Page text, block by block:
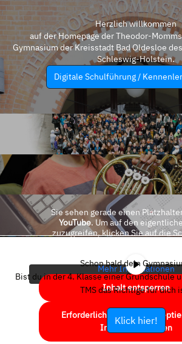
Herzlich willkommen
auf der Homepage der Theodor-
Gymnasium der Kreisstadt Bad Oldesloe
Schleswig-Holstein.
Digitale Schulführung /
Sie sehen gerade einen
YouTube. Um auf den
zuzugreifen, klicken Sie auf die
Mehr Informationen
Inhalt entsperren
Erforderlichen Service
Inhalte entsperren
Schon bald dein
Bist du in der 4. Klasse einer Grundschule
TMS das Richtige für dich
Klick hier!